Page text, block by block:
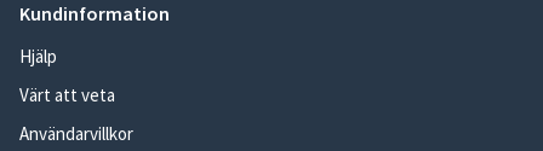
Kundinformation
Hjälp
Värt att veta
Användarvillkor